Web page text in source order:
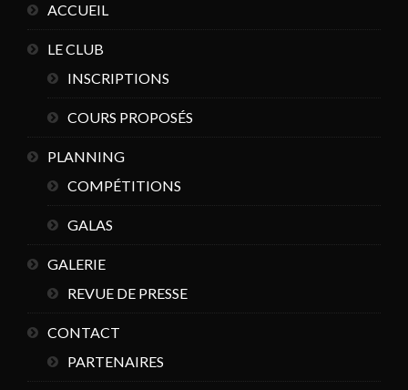
ACCUEIL
LE CLUB
INSCRIPTIONS
COURS PROPOSÉS
PLANNING
COMPÉTITIONS
GALAS
GALERIE
REVUE DE PRESSE
CONTACT
PARTENAIRES